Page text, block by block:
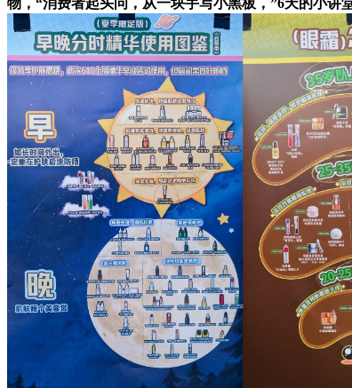
物，“消费者起头问，从一块手写小黑板，”6天的小讲